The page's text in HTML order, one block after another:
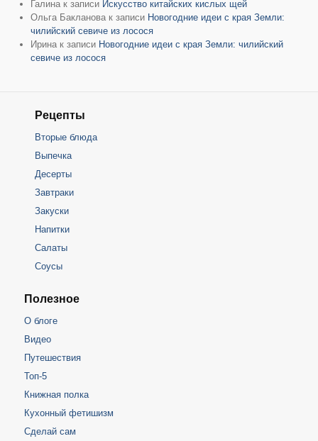
Галина к записи Искусство китайских кислых щей
Ольга Бакланова к записи Новогодние идеи с края Земли:
чилийский севиче из лосося
Ирина к записи Новогодние идеи с края Земли: чилийский
севиче из лосося
Рецепты
Вторые блюда
Выпечка
Десерты
Завтраки
Закуски
Напитки
Салаты
Соусы
Полезное
О блоге
Видео
Путешествия
Топ-5
Книжная полка
Кухонный фетишизм
Сделай сам